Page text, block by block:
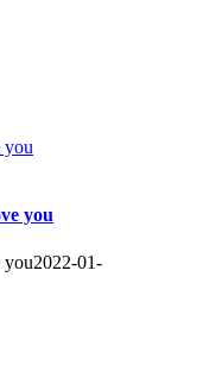
you
you
you2022-01-